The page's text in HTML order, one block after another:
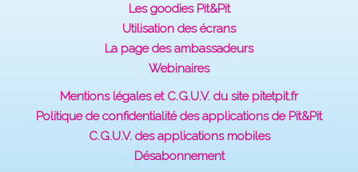
Les goodies Pit&Pit
Utilisation des écrans
La page des ambassadeurs
Webinaires
Mentions légales et C.G.U.V. du site pitetpit.fr
Politique de confidentialité des applications de Pit&Pit
C.G.U.V. des applications mobiles
Désabonnement